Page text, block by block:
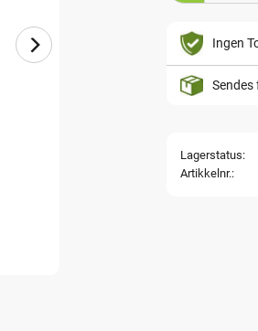
Ingen
Sendes
Lagerstatus
Artikkelnr.